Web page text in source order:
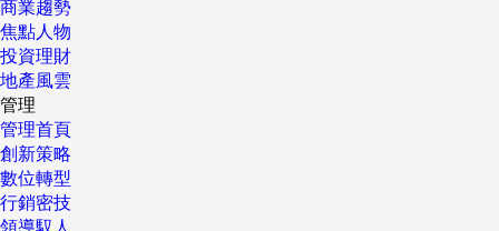
商業趨勢
焦點人物
投資理財
地產風雲
管理
管理首頁
創新策略
數位轉型
行銷密技
領導馭人